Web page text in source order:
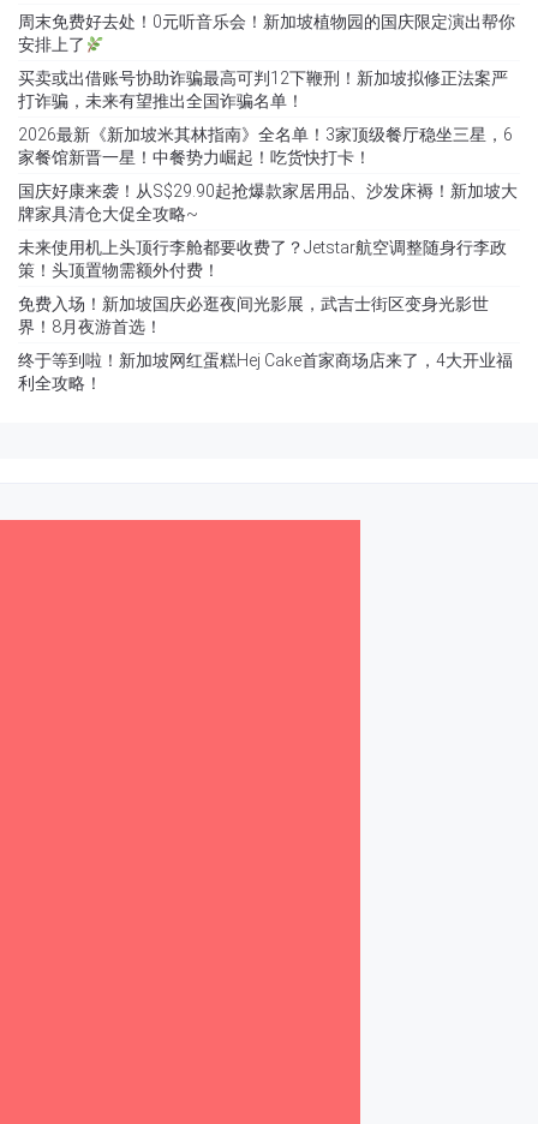
周末免费好去处！0元听音乐会！新加坡植物园的国庆限定演出帮你
安排上了
买卖或出借账号协助诈骗最高可判12下鞭刑！新加坡拟修正法案严
打诈骗，未来有望推出全国诈骗名单！
2026最新《新加坡米其林指南》全名单！3家顶级餐厅稳坐三星，6
家餐馆新晋一星！中餐势力崛起！吃货快打卡！
国庆好康来袭！从S$29.90起抢爆款家居用品、沙发床褥！新加坡大
牌家具清仓大促全攻略~
未来使用机上头顶行李舱都要收费了？Jetstar航空调整随身行李政
策！头顶置物需额外付费！
免费入场！新加坡国庆必逛夜间光影展，武吉士街区变身光影世
界！8月夜游首选！
终于等到啦！新加坡网红蛋糕Hej Cake首家商场店来了，4大开业福
利全攻略！